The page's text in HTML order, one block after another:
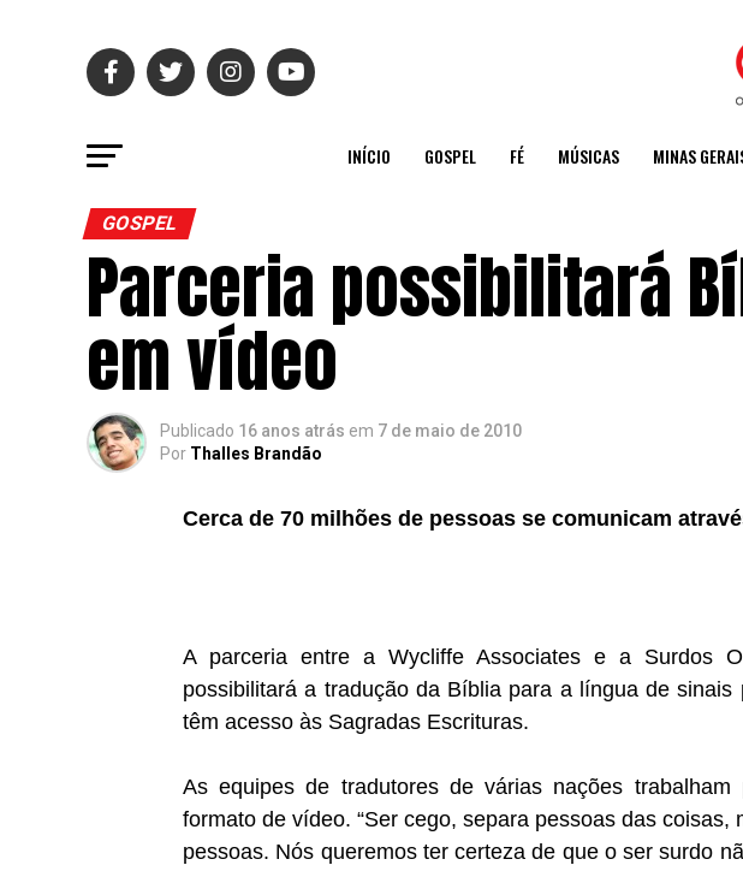
INÍCIO GOSPEL FÉ MÚSICAS MINAS
GOSPEL
Parceria possibilitará
em vídeo
Publicado 16 anos atrás em 7 de maio de 2010
Por Thalles Brandão
Cerca de 70 milhões de pessoas se comunicam
A parceria entre a Wycliffe Associates e a Surdos
possibilitará a tradução da Bíblia para a língua de
têm acesso às Sagradas Escrituras.
As equipes de tradutores de várias nações
formato de vídeo. “Ser cego, separa pessoas das
pessoas. Nós queremos ter certeza de que o ser surdo